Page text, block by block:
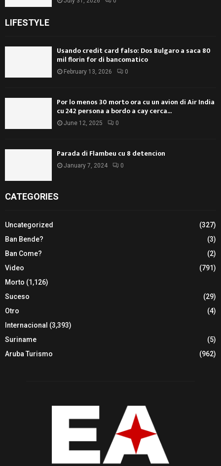
LIFESTYLE
Usando credit card falso: Dos Bulgaro a saca 80
mil florin for di bancomatico
February 13, 2026 0
Por lo menos 30 morto ora cu un avion di Air India
cu 242 persona a bordo a cay cerca...
June 12, 2025 0
Parada di Flambeu cu 8 detencion
January 7, 2024 0
CATEGORIES
Uncategorized
(327)
Ban Bende?
(3)
Ban Come?
(2)
Video
(791)
Morto (1,126)
Suceso
(29)
Otro
(4)
Internacional (3,393)
Suriname
(5)
Aruba Turismo
(962)